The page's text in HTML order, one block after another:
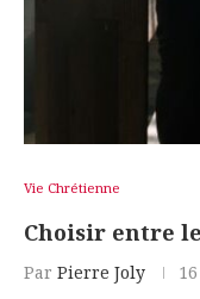
Vie Chrétienne
Choisir entre
Par Pierre Joly